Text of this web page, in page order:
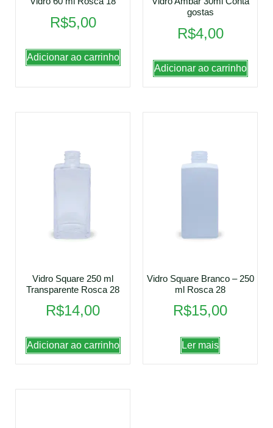
R$5,00
Adicionar ao carrinho
gostas
R$4,00
Adicionar ao carrinho
Vidro Square 250 ml
Transparente Rosca 28
R$14,00
Adicionar ao carrinho
Vidro Square Branco – 250
ml Rosca 28
R$15,00
Ler mais